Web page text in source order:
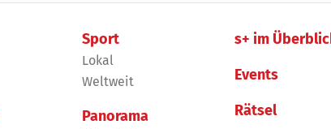
Sport
Lokal
Weltweit
Panorama
s+ im
Events
Rätsel